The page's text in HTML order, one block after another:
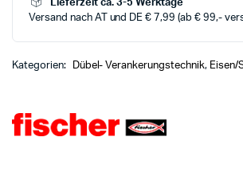
Lieferzeit ca. 3-5 Werktage
Versand nach AT und DE € 7,99 (ab € 99,-
Kategorien: Dübel- Verankerungstechnik, Eisen/